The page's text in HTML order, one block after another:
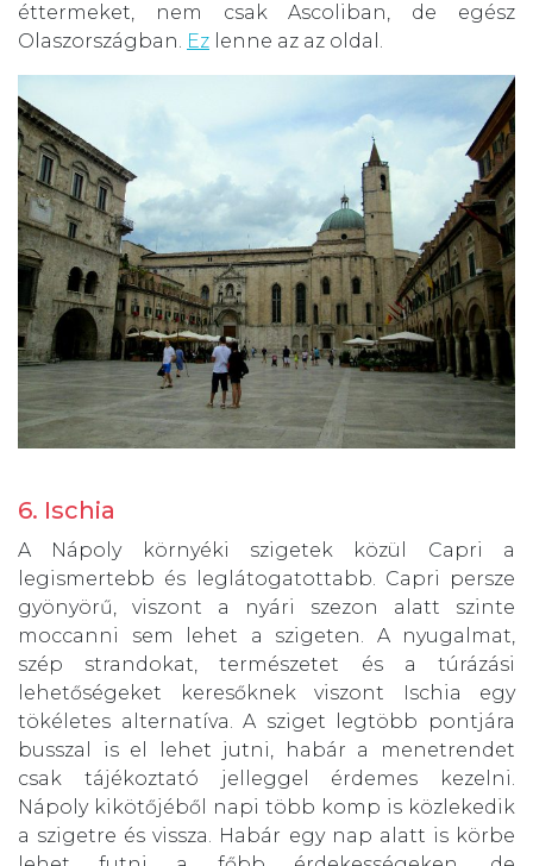
éttermeket, nem csak Ascoliban, de egész
Olaszországban. Ez lenne az az oldal.
6. Ischia
A Nápoly környéki szigetek közül Capri a
legismertebb és leglátogatottabb. Capri persze
gyönyörű, viszont a nyári szezon alatt szinte
moccanni sem lehet a szigeten. A nyugalmat,
szép strandokat, természetet és a túrázási
lehetőségeket keresőknek viszont Ischia egy
tökéletes alternatíva. A sziget legtöbb pontjára
busszal is el lehet jutni, habár a menetrendet
csak tájékoztató jelleggel érdemes kezelni.
Nápoly kikötőjéből napi több komp is közlekedik
a szigetre és vissza. Habár egy nap alatt is körbe